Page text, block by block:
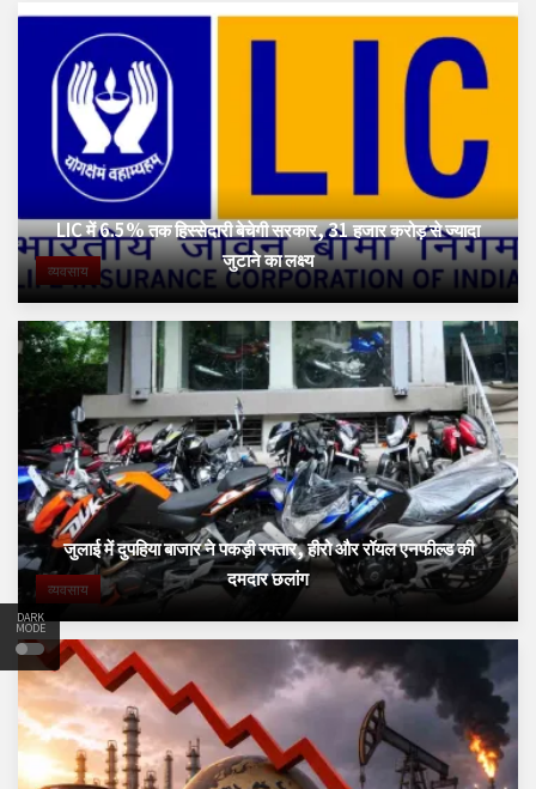
DARK
MODE
व्यवसाय
LIC में 6.5% तक हिस्सेदारी बेचेगी सरकार, 31 हजार करोड़ से ज्यादा
जुटाने का लक्ष्य
व्यवसाय
जुलाई में दुपहिया बाजार ने पकड़ी रफ्तार, हीरो और रॉयल एनफील्ड की
दमदार छलांग